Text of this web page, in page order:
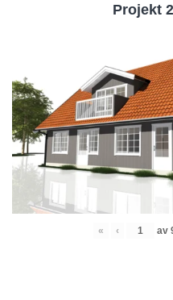
Projekt
« ‹ av